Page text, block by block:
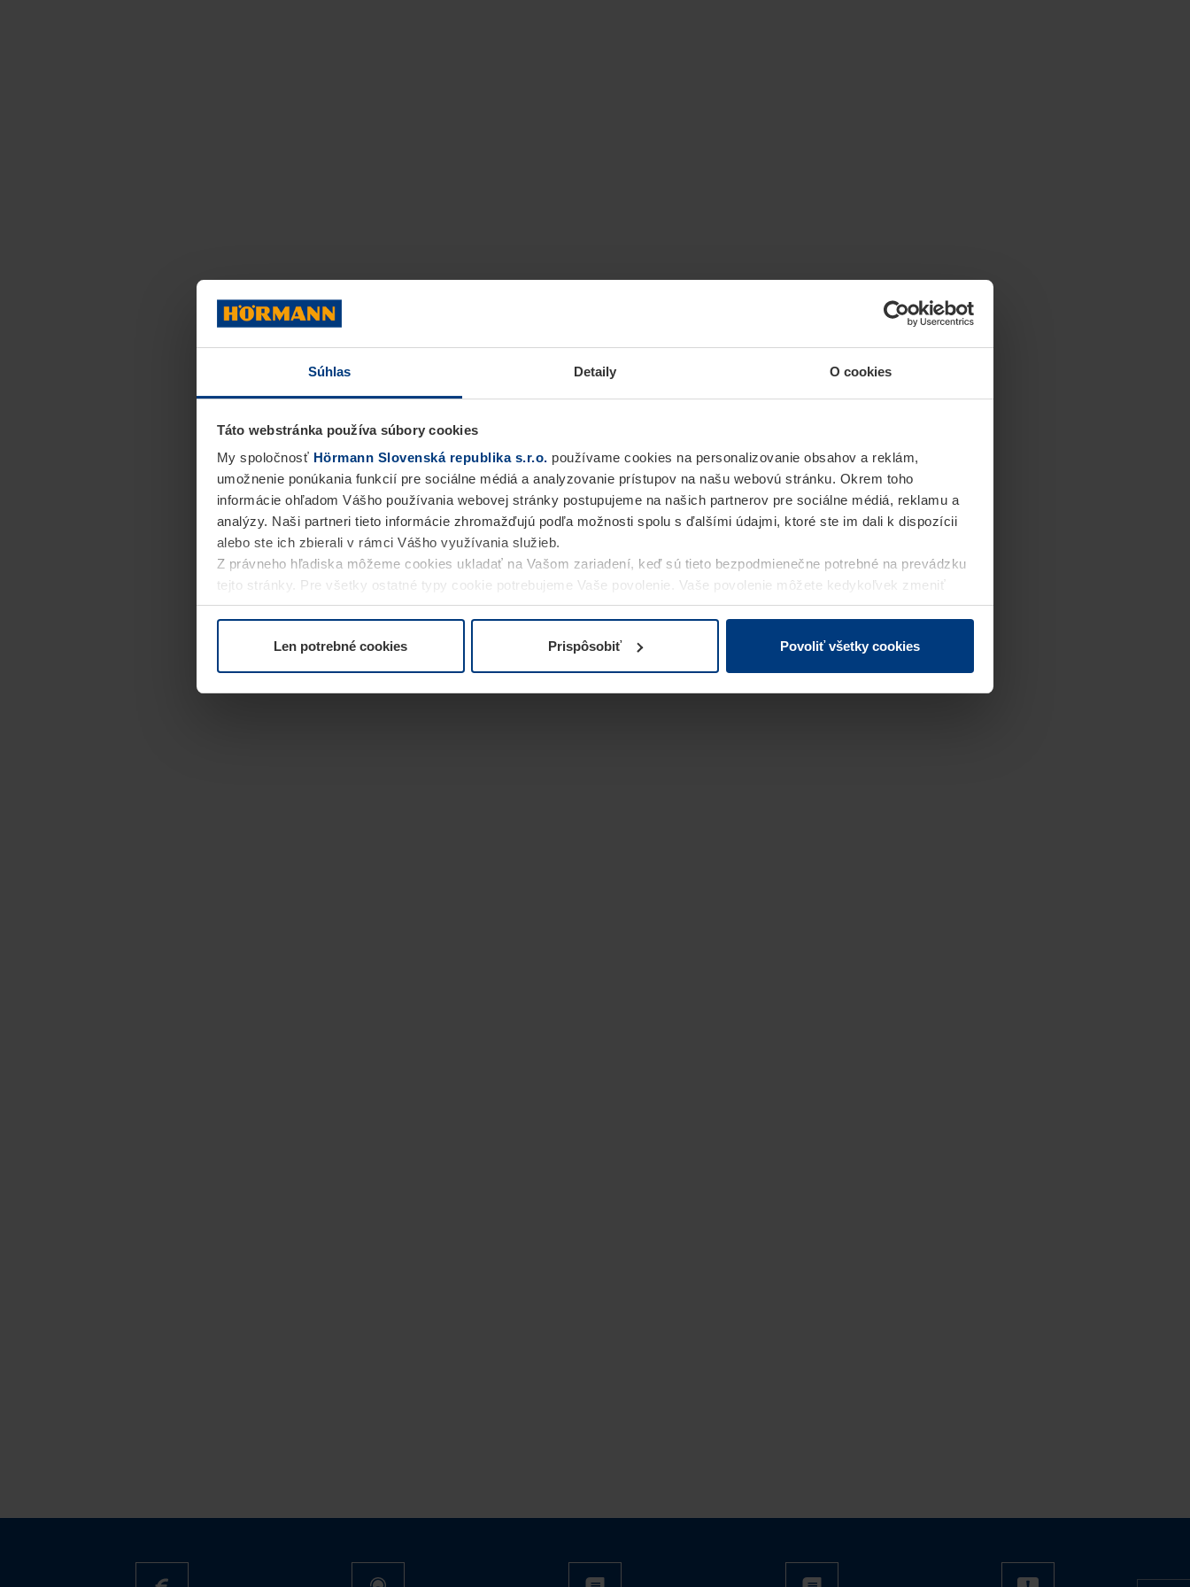
Súhlas Detaily O cookies
Táto webstránka používa súbory cookies
My spoločnosť Hörmann Slovenská republika s.r.o. používame cookies na personalizovanie obsahov a reklám,
umožnenie ponúkania funkcií pre sociálne médiá a analyzovanie prístupov na našu webovú stránku. Okrem toho
informácie ohľadom Vášho používania webovej stránky postupujeme na našich partnerov pre sociálne médiá, reklamu a
analýzy. Naši partneri tieto informácie zhromažďujú podľa možnosti spolu s ďalšími údajmi, ktoré ste im dali k dispozícii
alebo ste ich zbierali v rámci Vášho využívania služieb.
Z právneho hľadiska môžeme cookies ukladať na Vašom zariadení, keď sú tieto bezpodmienečne potrebné na prevádzku
tejto stránky. Pre všetky ostatné typy cookie potrebujeme Vaše povolenie. Vaše povolenie môžete kedykoľvek zmeniť
alebo odvolať vo vysvetlení cookie na stránkeVyhlásenie o ochrane osobných údajovnašej webovej stránky.
Len potrebné cookies Prispôsobiť Povoliť všetky cookies